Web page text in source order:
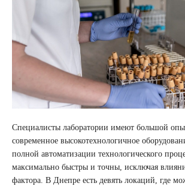
Специалисты лаборатории имеют большой
современное высокотехнологичное
полной автоматизации технологического
максимально быстры и точны, исключая
фактора. В Днепре есть девять локаций, где